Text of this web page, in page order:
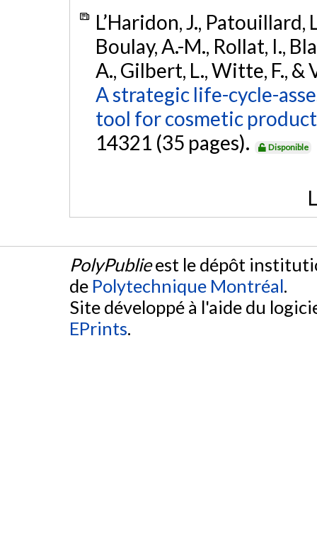
L’Haridon, J., Patouillard,
Boulay, A.-M., Rollat, I.,
A., Gilbert, L., Witte, F.,
A strategic life-cycle-
tool for cosmetic
14321 (35 pages).
Disponible
PolyPublieest le dépôt
de Polytechnique Montréal.
Site développé à l'aide du
EPrints.